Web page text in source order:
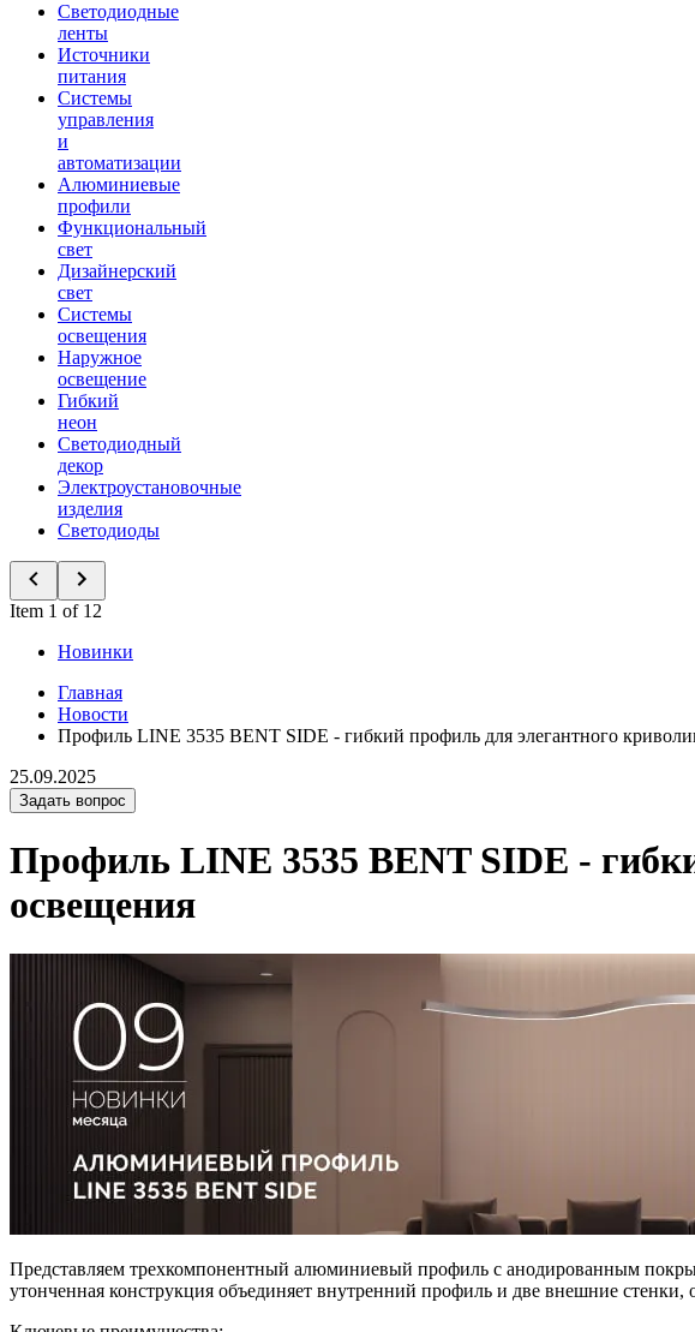
Светодиодные
ленты
Источники
питания
Системы
управления
и
автоматизации
Алюминиевые
профили
Функциональный
свет
Дизайнерский
свет
Системы
освещения
Наружное
освещение
Гибкий
неон
Светодиодный
декор
Электроустановочные
изделия
Светодиоды
Item 1 of 12
Новинки
Главная
Новости
Профиль LINE 3535 BENT SIDE - гибкий профиль для элегантного
25.09.2025
Задать вопрос
Профиль LINE 3535 BENT SIDE -
освещения
Представляем трехкомпонентный алюминиевый профиль с анодированным
утонченная конструкция объединяет внутренний профиль и две внешние стенки,